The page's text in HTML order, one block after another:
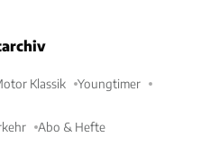
Klassik Youngtimer
Abo & Hefte